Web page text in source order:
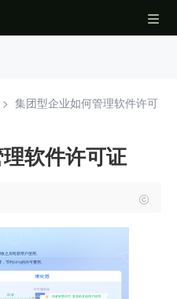
> 集团型企业如何管理软件许可
软件许可证